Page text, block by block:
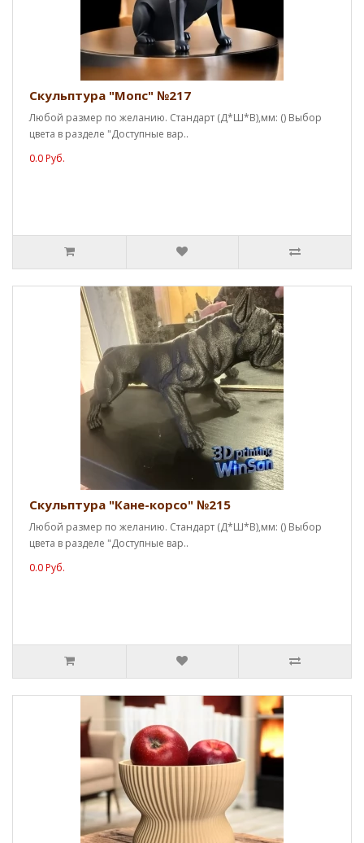
Скульптура "Мопс" №217
Любой размер по желанию. Стандарт (Д*Ш*В),мм: () Выбор
цвета в разделе "Доступные вар..
0.0 Руб.
Скульптура "Кане-корсо" №215
Любой размер по желанию. Стандарт (Д*Ш*В),мм: () Выбор
цвета в разделе "Доступные вар..
0.0 Руб.